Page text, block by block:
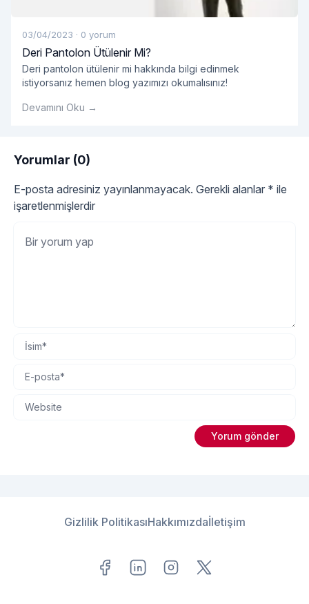
03/04/2023 · 0 yorum
Deri Pantolon Ütülenir Mi?
Deri pantolon ütülenir mi hakkında bilgi edinmek
istiyorsanız hemen blog yazımızı okumalısınız!
Devamını Oku →
Yorumlar (0)
E-posta adresiniz yayınlanmayacak. Gerekli alanlar * ile
işaretlenmişlerdir
Gizlilik PolitikasıHakkımızdaİletişim